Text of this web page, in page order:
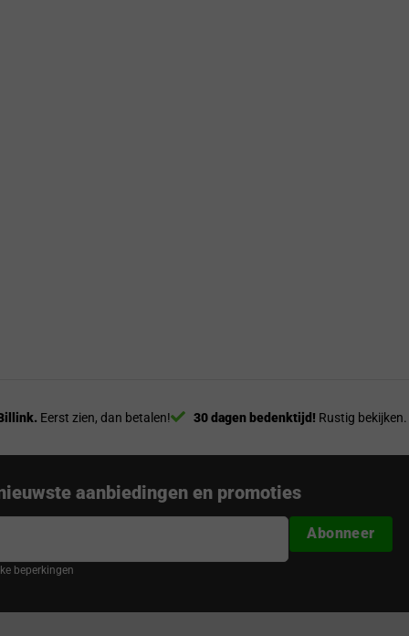
Eerst zien, dan betalen! 30 dagen bedenktijd! Rustig bekijken.
aanbiedingen en promoties
beperkingen
Abonneer